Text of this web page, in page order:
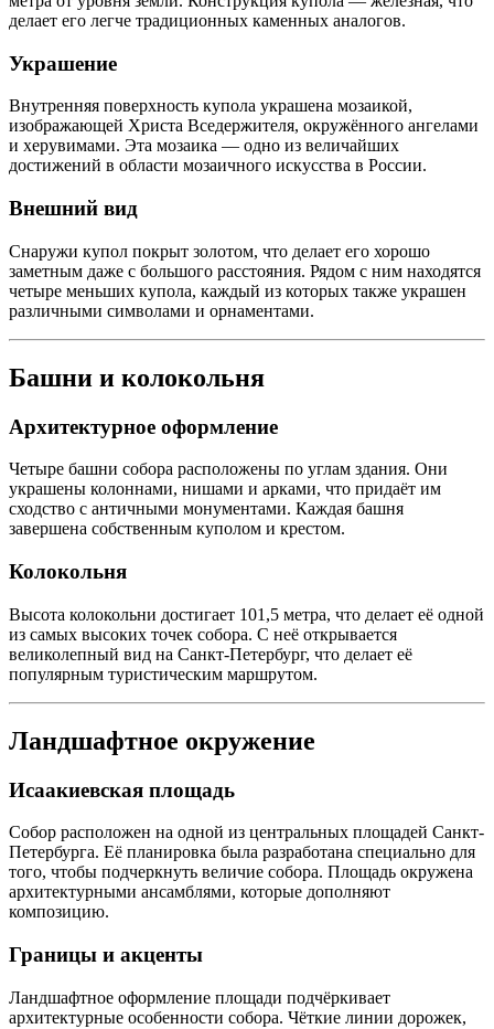
делает его легче традиционных каменных аналогов.
Украшение
Внутренняя поверхность купола украшена мозаикой,
изображающей Христа Вседержителя, окружённого ангелами
и херувимами. Эта мозаика — одно из величайших
достижений в области мозаичного искусства в России.
Внешний вид
Снаружи купол покрыт золотом, что делает его хорошо
заметным даже с большого расстояния. Рядом с ним находятся
четыре меньших купола, каждый из которых также украшен
различными символами и орнаментами.
Башни и колокольня
Архитектурное оформление
Четыре башни собора расположены по углам здания. Они
украшены колоннами, нишами и арками, что придаёт им
сходство с античными монументами. Каждая башня
завершена собственным куполом и крестом.
Колокольня
Высота колокольни достигает 101,5 метра, что делает её одной
из самых высоких точек собора. С неё открывается
великолепный вид на Санкт-Петербург, что делает её
популярным туристическим маршрутом.
Ландшафтное окружение
Исаакиевская площадь
Собор расположен на одной из центральных площадей Санкт-
Петербурга. Её планировка была разработана специально для
того, чтобы подчеркнуть величие собора. Площадь окружена
архитектурными ансамблями, которые дополняют
композицию.
Границы и акценты
Ландшафтное оформление площади подчёркивает
архитектурные особенности собора. Чёткие линии дорожек,